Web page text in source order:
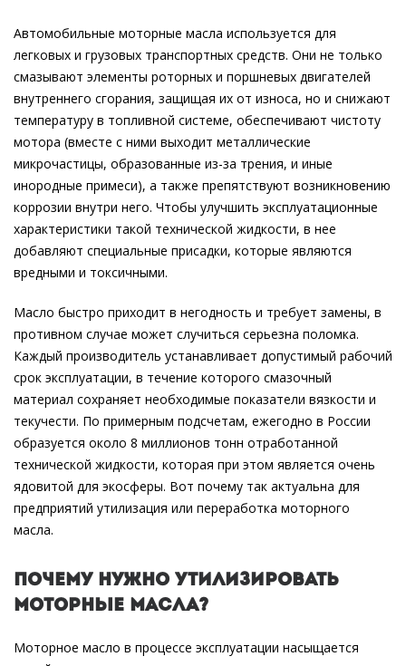
Автомобильные моторные масла используется для
легковых и грузовых транспортных средств. Они не только
смазывают элементы роторных и поршневых двигателей
внутреннего сгорания, защищая их от износа, но и снижают
температуру в топливной системе, обеспечивают чистоту
мотора (вместе с ними выходит металлические
микрочастицы, образованные из-за трения, и иные
инородные примеси), а также препятствуют возникновению
коррозии внутри него. Чтобы улучшить эксплуатационные
характеристики такой технической жидкости, в нее
добавляют специальные присадки, которые являются
вредными и токсичными.
Масло быстро приходит в негодность и требует замены, в
противном случае может случиться серьезна поломка.
Каждый производитель устанавливает допустимый рабочий
срок эксплуатации, в течение которого смазочный
материал сохраняет необходимые показатели вязкости и
текучести. По примерным подсчетам, ежегодно в России
образуется около 8 миллионов тонн отработанной
технической жидкости, которая при этом является очень
ядовитой для экосферы. Вот почему так актуальна для
предприятий утилизация или переработка моторного
масла.
Почему нужно утилизировать
моторные масла?
Моторное масло в процессе эксплуатации насыщается